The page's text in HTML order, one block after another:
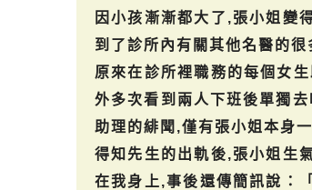
因小孩漸漸都大了,張小姐變
到了診所內有關其他名醫的
原來在診所裡職務的每個女
外多次看到兩人下班後單獨
助理的緋聞,僅有張小姐本身
得知先生的出軌後,張小姐生
在我身上,事後還傳簡訊說：